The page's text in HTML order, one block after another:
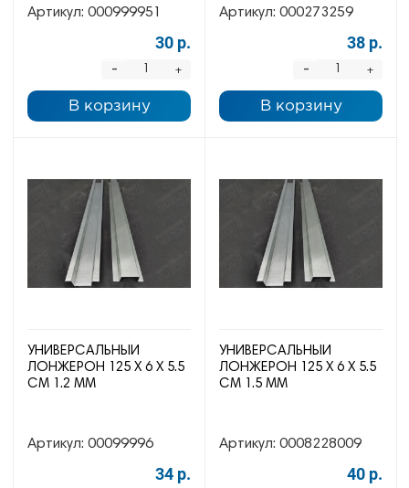
Артикул: 000999951
30 р.
+
-
В корзину
Артикул: 000273259
38 р.
+
-
В корзину
УНИВЕРСАЛЬНЫЙ
ЛОНЖЕРОН 125 Х 6 Х 5.5
СМ 1.2 ММ
Артикул: 00099996
34 р.
УНИВЕРСАЛЬНЫЙ
ЛОНЖЕРОН 125 Х 6 Х 5.5
СМ 1.5 ММ
Артикул: 0008228009
40 р.